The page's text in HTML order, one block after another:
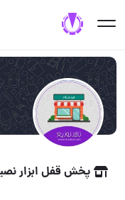
پخش قفل ابزار